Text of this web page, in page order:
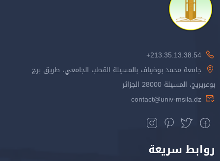
213.35.13.38.54+
جامعة محمد بوضياف بالمسيلة القطب الجامعي، طريق برج
بوعريريج، المسيلة 28000 الجزائر
contact@univ-msila.dz
روابط سريعة